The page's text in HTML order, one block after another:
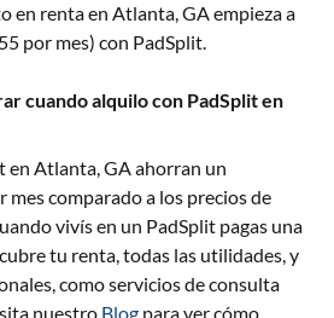
en renta en Atlanta, GAempieza a
por mes) con PadSplit.
cuando alquilo con PadSplit en
en Atlanta, GAahorran un
mes comparado a los precios de
vivís en un PadSplit pagas una
tu renta, todas las utilidades, y
como servicios de consulta
nuestro Blog para ver cómo